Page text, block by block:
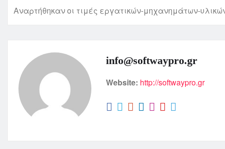
Αναρτήθηκαν οι τιμές εργατικών-μηχανημάτων-
info@softwaypro.gr
Website: http://softwaypro.gr